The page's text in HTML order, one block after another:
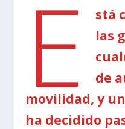
E
stá
las
de
movilidad, y
ha decidido